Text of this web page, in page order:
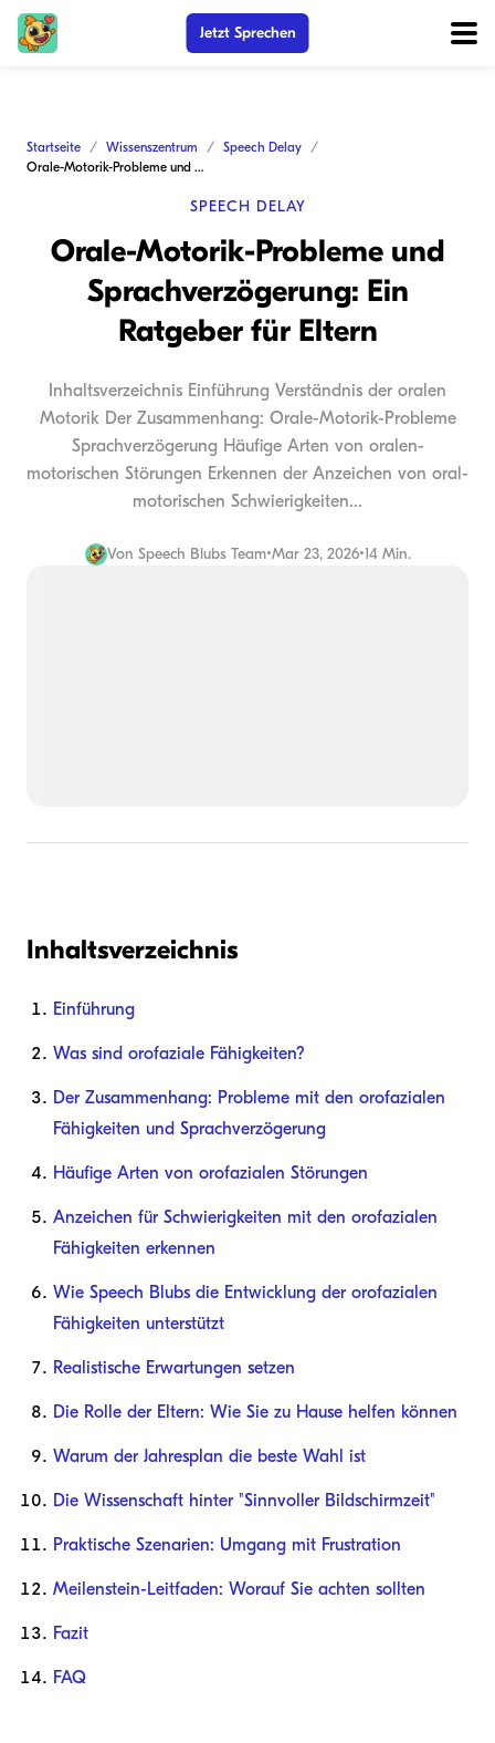
Jetzt Sprechen
Startseite Wissenszentrum
Speech Delay
Orale-Motorik-Probleme und Sprachverzögerung: Ein Ratgeber für Eltern
SPEECH DELAY
Orale-Motorik-Probleme und
Sprachverzögerung: Ein
Ratgeber für Eltern
Inhaltsverzeichnis Einführung Verständnis der oralen
Motorik Der Zusammenhang: Orale-Motorik-Probleme
Sprachverzögerung Häufige Arten von oralen-
motorischen Störungen Erkennen der Anzeichen von oral-
motorischen Schwierigkeiten...
Von Speech Blubs Team•Mar 23, 2026•14 Min.
Inhaltsverzeichnis
Einführung
Was sind orofaziale Fähigkeiten?
Der Zusammenhang: Probleme mit den orofazialen
Fähigkeiten und Sprachverzögerung
Häufige Arten von orofazialen Störungen
Anzeichen für Schwierigkeiten mit den orofazialen
Fähigkeiten erkennen
Wie Speech Blubs die Entwicklung der orofazialen
Fähigkeiten unterstützt
Realistische Erwartungen setzen
Die Rolle der Eltern: Wie Sie zu Hause helfen können
Warum der Jahresplan die beste Wahl ist
Die Wissenschaft hinter "Sinnvoller Bildschirmzeit"
Praktische Szenarien: Umgang mit Frustration
Meilenstein-Leitfaden: Worauf Sie achten sollten
Fazit
FAQ